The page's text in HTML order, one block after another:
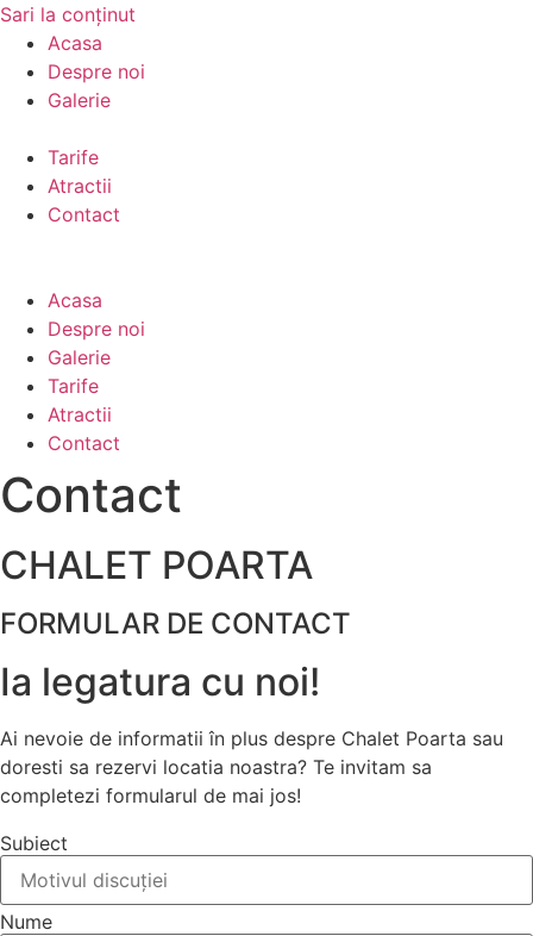
Sari la conținut
Acasa
Despre noi
Galerie
Tarife
Atractii
Contact
Acasa
Despre noi
Galerie
Tarife
Atractii
Contact
Contact
CHALET POARTA
FORMULAR DE CONTACT
Ia legatura cu noi!
Ai nevoie de informatii în plus despre Chalet Poarta sau
doresti sa rezervi locatia noastra? Te invitam sa
completezi formularul de mai jos!
Subiect
Nume